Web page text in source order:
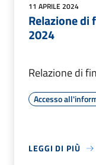
11 APRILE 2024
Relazione di
2024
Relazione di
Accesso
LEGGI DI PIÙ